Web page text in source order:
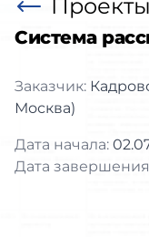
Система
Заказчик:
Москва)
Дата начала:
Дата